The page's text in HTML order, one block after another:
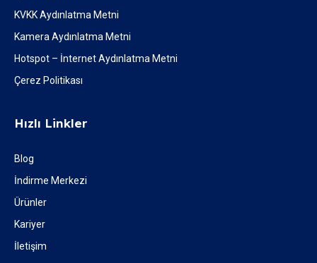
KVKK Aydınlatma Metni
Kamera Aydınlatma Metni
Hotspot – İnternet Aydınlatma Metni
Çerez Politikası
Hızlı Linkler
Blog
İndirme Merkezi
Ürünler
Kariyer
İletişim